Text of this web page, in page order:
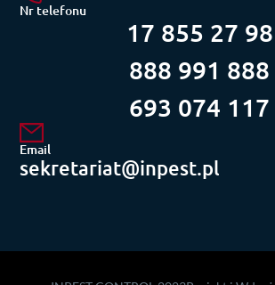
Nr telefonu
17 855 27 98
888 991 888
693 074 117
Email
sekretariat@inpest.pl